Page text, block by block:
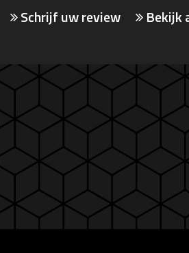
Schrijf uw review Bekijk